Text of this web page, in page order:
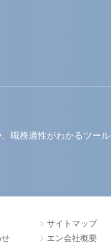
職務適性がわかるツール
サイトマップ
エン会社概要